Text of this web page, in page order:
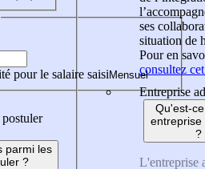
pour le salaire saisi
postuler
parmi les
?
ses
situation de
Pour en
consultez
Entreprise
Qu'est-
entreprise
?
L'entreprise